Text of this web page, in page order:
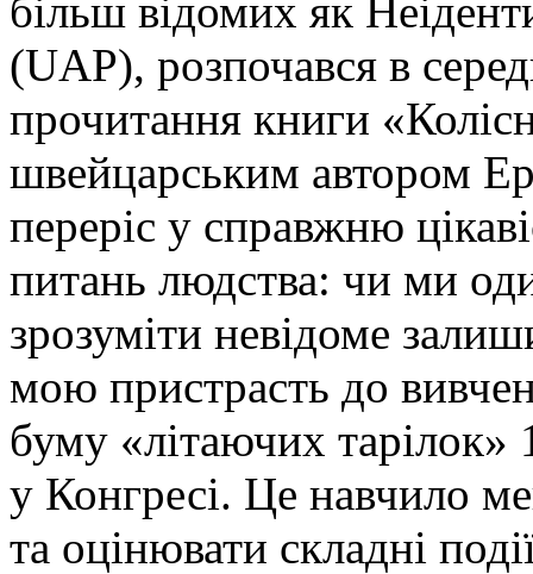
більш відомих як
(UAP), розпочався в
прочитання книги
швейцарським автором
переріс у справжню
питань людства: чи ми
зрозуміти невідоме
мою пристрасть до
буму «літаючих
у Конгресі. Це навчило
та оцінювати складні